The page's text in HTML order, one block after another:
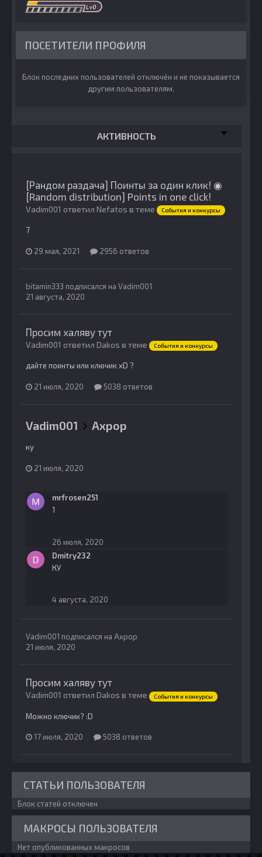
ПОСЕТИТЕЛИ ПРОФИЛЯ
Блок последних пользователей отключён и не показывается
другим пользователям.
АКТИВНОСТЬ
[Рандом раздача] Поинты за один клик! ◉
[Random distribution] Points in one click!
Vadim001 ответил Nefatos в теме События и конкурсы
7
29 мая, 2021 2956 ответов
bitamin333 подписался на Vadim001
21 августа, 2020
Просим халяву тут
Vadim001 ответил Dakos в теме События и конкурсы
дайте поинты или ключик xD ?
21 июля, 2020 5038 ответов
Vadim001 Ахрор
ку
21 июля, 2020
mrfrosen251
1
26 июля, 2020
Dmitry232
КУ
4 августа, 2020
Vadim001 подписался на Ахрор
21 июля, 2020
Просим халяву тут
Vadim001 ответил Dakos в теме События и конкурсы
Можно ключик? :D
17 июля, 2020 5038 ответов
СТАТЬИ ПОЛЬЗОВАТЕЛЯ
Блок статей отключен
МАКРОСЫ ПОЛЬЗОВАТЕЛЯ
Нет опубликованных макросов